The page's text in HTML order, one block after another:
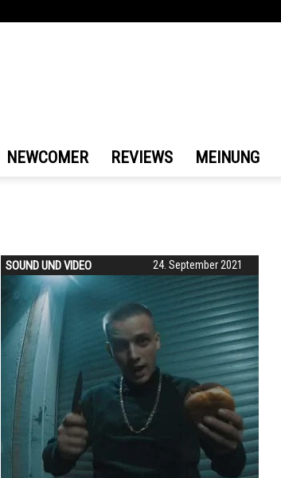
NEWCOMER REVIEWS MEINUNG
24. September 2021
SOUND UND VIDEO